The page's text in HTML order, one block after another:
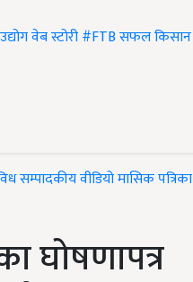
वेब स्टोरी#FTBसफल किसान
सम्पादकीयवीडियोमासिक पत्रिका
घोषणापत्र